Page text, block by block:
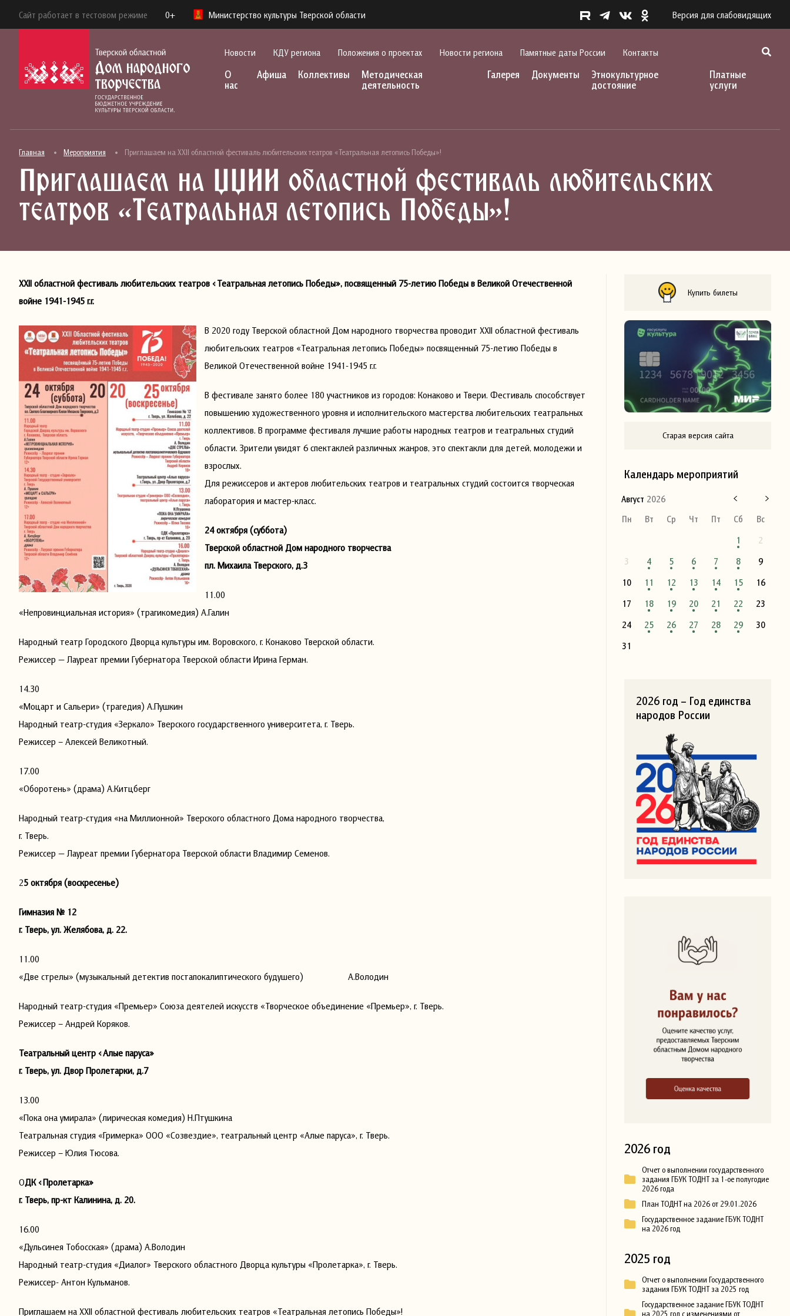
Сайт работает в тестовом режиме 0+ Министерство культуры Тверской области Версия для слабовидящих
Новости КДУ региона Положения о проектах Новости региона Памятные даты России Контакты
О
нас
Афиша Коллективы
Методическая
деятельность
Галерея Документы
Этнокультурное
достояние
Платные
услуги
Главная Мероприятия Приглашаем на XXII областной фестиваль любительских театров «Театральная летопись Победы»!
Приглашаем на XXII областной фестиваль любительских
театров «Театральная летопись Победы»!
XXII областной фестиваль любительских театров «Театральная летопись Победы», посвященный 75-летию Победы в Великой Отечественной
войне 1941-1945 г.г.
В 2020 году Тверской областной Дом народного творчества проводит XXII областной фестиваль
любительских театров «Театральная летопись Победы» посвященный 75-летию Победы в
Великой Отечественной войне 1941-1945 г.г.
В фестивале занято более 180 участников из городов: Конаково и Твери. Фестиваль способствует
повышению художественного уровня и исполнительского мастерства любительских театральных
коллективов. В программе фестиваля лучшие работы народных театров и театральных студий
области. Зрители увидят 6 спектаклей различных жанров, это спектакли для детей, молодежи и
взрослых.
Для режиссеров и актеров любительских театров и театральных студий состоится творческая
лаборатория и мастер-класс.
24 октября (суббота)
Тверской областной Дом народного творчества
пл. Михаила Тверского, д.3
11.00
«Непровинциальная история» (трагикомедия) А.Галин
Народный театр Городского Дворца культуры им. Воровского, г. Конаково Тверской области.
Режиссер — Лауреат премии Губернатора Тверской области Ирина Герман.
14.30
«Моцарт и Сальери» (трагедия) А.Пушкин
Народный театр-студия «Зеркало» Тверского государственного университета, г. Тверь.
Режиссер – Алексей Великотный.
17.00
«Оборотень» (драма) А.Китцберг
Народный театр-студия «на Миллионной» Тверского областного Дома народного творчества,
г. Тверь.
Режиссер — Лауреат премии Губернатора Тверской области Владимир Семенов.
25 октября (воскресенье)
Гимназия № 12
г. Тверь, ул. Желябова, д. 22.
11.00
«Две стрелы» (музыкальный детектив постапокалиптического будушего) А.Володин
Народный театр-студия «Премьер» Союза деятелей искусств «Творческое объединение «Премьер», г. Тверь.
Режиссер – Андрей Коряков.
Театральный центр «Алые паруса»
г. Тверь, ул. Двор Пролетарки, д.7
13.00
«Пока она умирала» (лирическая комедия) Н.Птушкина
Театральная студия «Гримерка» ООО «Созвездие», театральный центр «Алые паруса», г. Тверь.
Режиссер – Юлия Тюсова.
ОДК «Пролетарка»
г. Тверь, пр-кт Калинина, д. 20.
16.00
«Дульсинея Тобосская» (драма) А.Володин
Народный театр-студия «Диалог» Тверского областного Дворца культуры «Пролетарка», г. Тверь.
Режиссер- Антон Кульманов.
Приглашаем на XXII областной фестиваль любительских театров «Театральная летопись Победы»!
Купить билеты
Старая версия сайта
Календарь мероприятий
Август 2026
Пн
Вт Ср Чт Пт Сб
Вс
1
2
3
4 5 6 7 8
9
10
11 12 13 14 15
16
17
18 19 20 21 22
23
24
25 26 27 28 29
30
31
2026 год – Год единства
народов России
2026 год
Отчет о выполнении государственного
задания ГБУК ТОДНТ за 1-ое полугодие
2026 года
План ТОДНТ на 2026 от 29.01.2026
Государственное задание ГБУК ТОДНТ
на 2026 год
2025 год
Отчет о выполнении Государственного
задания ГБУК ТОДНТ за 2025 год
Государственное задание ГБУК ТОДНТ
на 2025 год с изменениями от